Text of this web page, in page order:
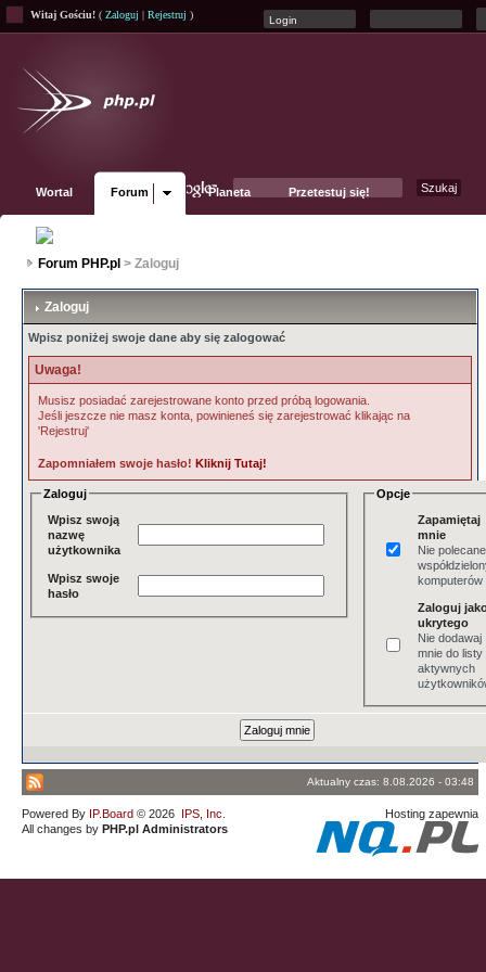
Witaj Gościu! ( Zaloguj | Rejestruj )
Wortal Forum Planeta Przetestuj się!
Forum PHP.pl > Zaloguj
Zaloguj
Wpisz poniżej swoje dane aby się zalogować
Uwaga!
Musisz posiadać zarejestrowane konto przed próbą logowania.
Jeśli jeszcze nie masz konta, powinieneś się zarejestrować klikając na
'Rejestruj'
Zapomniałem swoje hasło! Kliknij Tutaj!
Zaloguj
Wpisz swoją
nazwę
użytkownika
Wpisz swoje
hasło
Opcje
Zapamiętaj
mnie
Nie
komputerów
Zaloguj
ukrytego
Nie dodawaj
mnie do listy
aktywnych
Aktualny czas: 8.08.2026 - 03:48
Powered By IP.Board © 2026 IPS, Inc
All changes by PHP.pl Administrators
Hosting zapewnia